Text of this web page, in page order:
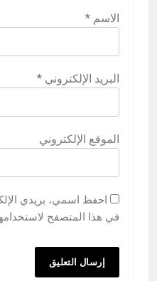
الاسم *
البريد الإلكتروني *
الموقع الإلكتروني
احفظ اسمي، بريدي
في هذا المتصفح